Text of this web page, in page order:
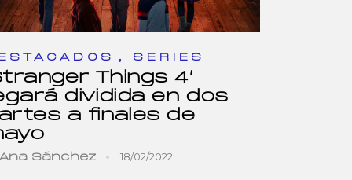
, SERIES
Things 4’
dividida en dos
a finales de
Sánchez 18/02/2022